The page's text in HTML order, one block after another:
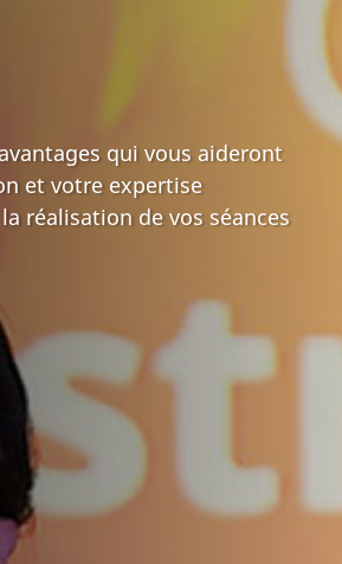
qui vous aideront
et votre expertise
réalisation de vos séances